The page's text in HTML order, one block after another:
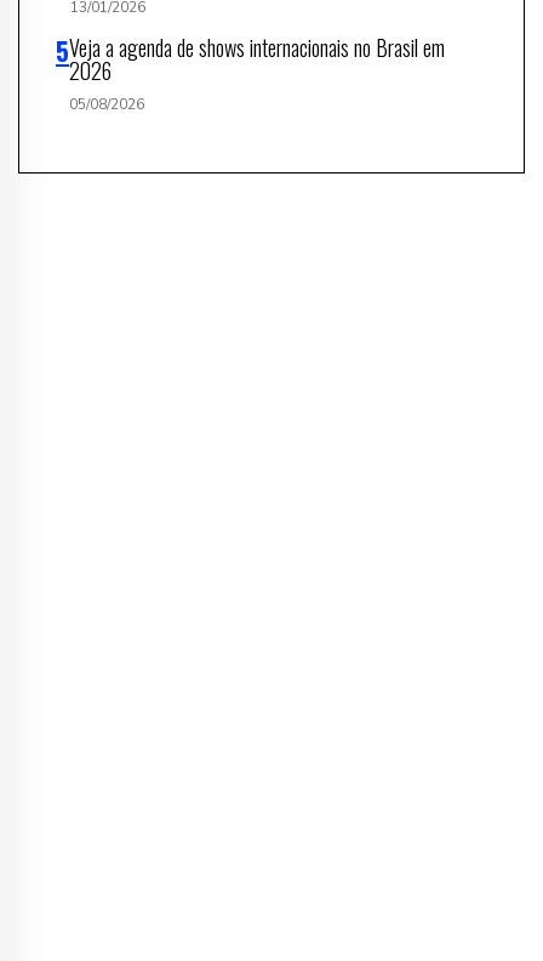
13/01/2026
Veja a agenda de shows internacionais no Brasil em
2026
05/08/2026